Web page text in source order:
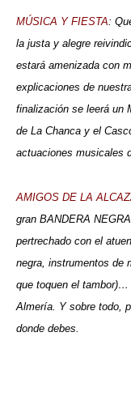
MÚSICA Y FIESTA:
la justa y alegre
estará amenizada con
explicaciones de
finalización se leerá un
de La Chanca y el
actuaciones musicales
AMIGOS DE LA
gran BANDERA
pertrechado con el
negra, instrumentos de
que toquen el tambor)…
Almería. Y sobre todo,
donde debes.